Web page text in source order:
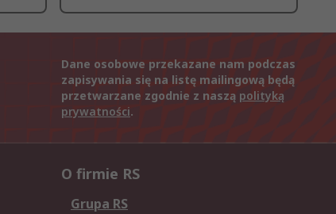
Dane osobowe przekazane nam podczas
zapisywania się na listę mailingową będą
przetwarzane zgodnie z naszą polityką
prywatności.
O firmie RS
Grupa RS